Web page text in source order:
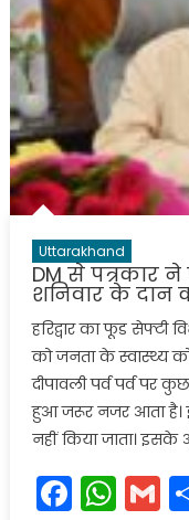
Uttarakhand
DM से पत्रकार
शनिवार के दान
हरिद्वार का फूड सेफ्टी
को जनता के स्वास्थ्य
दीपावली पर्व पर्व पर
हुआ जरूर नजर आता है।
नहीं किया जाता। इसके